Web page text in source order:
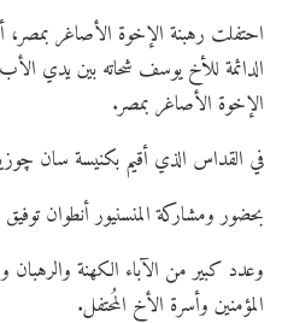
الدائمة للأخ يوسف شحاته بين يدي
الإخوة الأصاغر بمصر.
في القداس الذي أقيم بكنيسة سان
بحضور ومشاركة المنسنيور أنطوان
وعدد كبير من الآباء الكهنة
المؤمنين وأسرة الأخ المُحتفل.